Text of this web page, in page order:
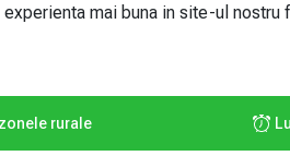
experienta mai buna in site-ul
rurale